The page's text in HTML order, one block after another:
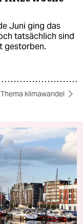
Juni ging das
tatsächlich sind
gestorben.
klimawandel